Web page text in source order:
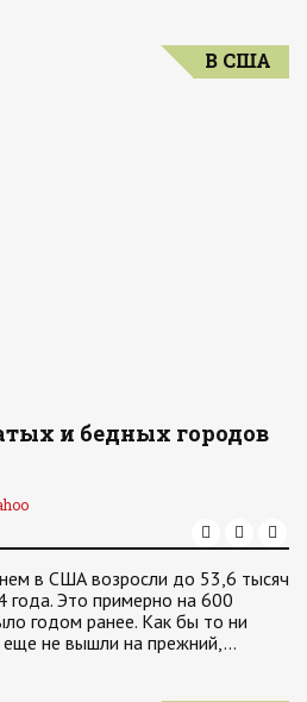
В США
и бедных городов
в США возросли до 53,6 тысяч
года. Это примерно на 600
годом ранее. Как бы то ни
не вышли на прежний,…